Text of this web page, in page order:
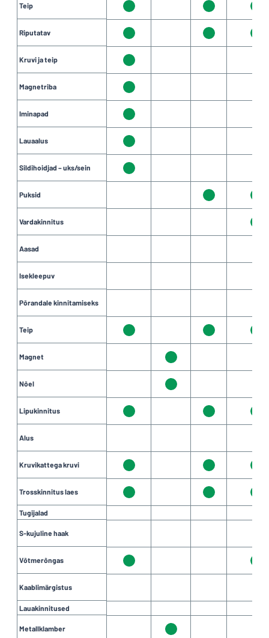
Teip
Riputatav
Kruvi ja teip
Magnetriba
Iminapad
Lauaalus
Sildihoidjad – uks/sein
Puksid
Vardakinnitus
Aasad
Isekleepuv
Põrandale kinnitamiseks
Teip
Magnet
Nõel
Lipukinnitus
Alus
Kruvikattega kruvi
Trosskinnitus laes
Tugijalad
S-kujuline haak
Võtmerõngas
Kaablimärgistus
Lauakinnitused
Metallklamber